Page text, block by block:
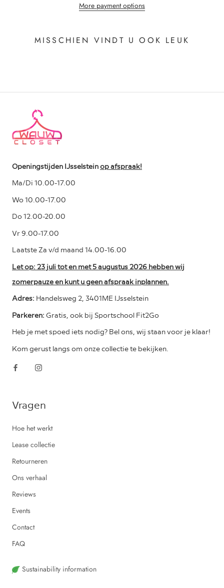
More payment options
MISSCHIEN VINDT U OOK LEUK
Openingstijden IJsselsteinop afspraak!
Ma/Di 10.00-17.00
Wo 10.00-17.00
Do 12.00-20.00
Vr 9.00-17.00
Laatste Za v/d maand 14.00-16.00
Let op: 23 juli tot en met 5 augustus 2026 hebben wij
zomerpauze en kunt u geen afspraak inplannen.
Adres: Handelsweg 2, 3401ME IJsselstein
Parkeren: Gratis, ook bij Sportschool Fit2Go
Heb je met spoed iets nodig? Bel ons, wij staan voor je klaar!
Kom gerust langs om onze collectie te bekijken.
Vragen
Hoe het werkt
Lease collectie
Retourneren
Ons verhaal
Reviews
Events
Contact
FAQ
Sustainability information